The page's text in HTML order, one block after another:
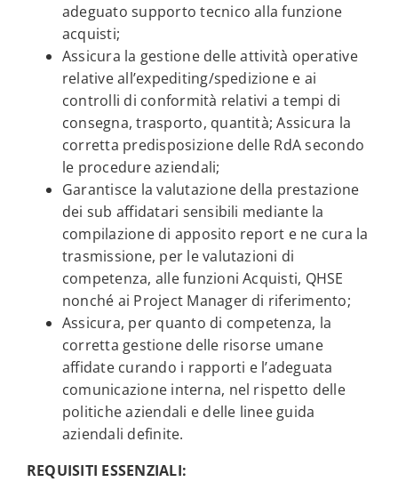
adeguato supporto tecnico alla funzione
acquisti;
Assicura la gestione delle attività operative
relative all’expediting/spedizione e ai
controlli di conformità relativi a tempi di
consegna, trasporto, quantità; Assicura la
corretta predisposizione delle RdA secondo
le procedure aziendali;
Garantisce la valutazione della prestazione
dei sub affidatari sensibili mediante la
compilazione di apposito report e ne cura la
trasmissione, per le valutazioni di
competenza, alle funzioni Acquisti, QHSE
nonché ai Project Manager di riferimento;
Assicura, per quanto di competenza, la
corretta gestione delle risorse umane
affidate curando i rapporti e l’adeguata
comunicazione interna, nel rispetto delle
politiche aziendali e delle linee guida
aziendali definite.
REQUISITI ESSENZIALI: